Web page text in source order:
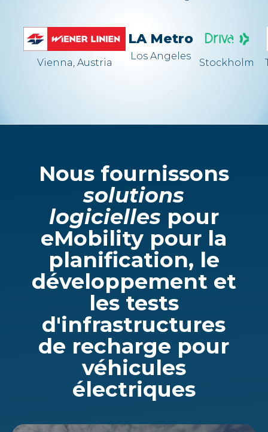
Vienna, Austria
LA Metro
Los Angeles
Stockholm
Nous fournissons
solutions
logicielles pour
eMobility pour la
planification, le
développement et
les tests
d'infrastructures
de recharge pour
véhicules
électriques